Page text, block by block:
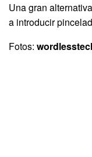
Una gran
a introducir
Fotos: